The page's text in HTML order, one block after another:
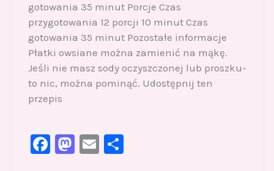
gotowania 35 minut Porcje Czas
przygotowania 12 porcji 10 minut Czas
gotowania 35 minut Pozostałe informacje
Płatki owsiane można zamienić na mąkę.
Jeśli nie masz sody oczyszczonej lub proszku-
to nic, można pominąć. Udostępnij ten
przepis
F
M E S